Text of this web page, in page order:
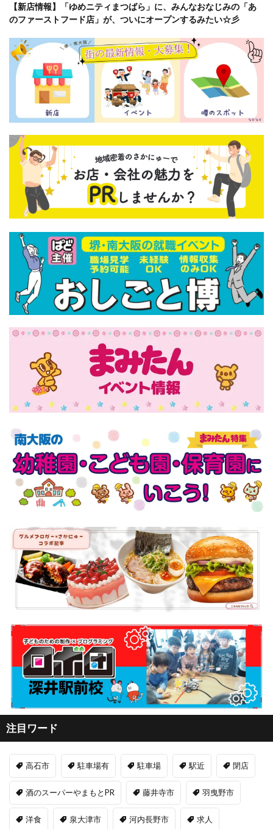
【新店情報】「ゆめニティまつばら」に、みんなおなじみの「あ
のファーストフード店」が、ついにオープンするみたい☆彡
注目ワード
高石市 駐車場有 駐車場 駅近 閉店
酒のスーパーやまもとPR 藤井寺市 羽曳野市
洋食 泉大津市 河内長野市 求人